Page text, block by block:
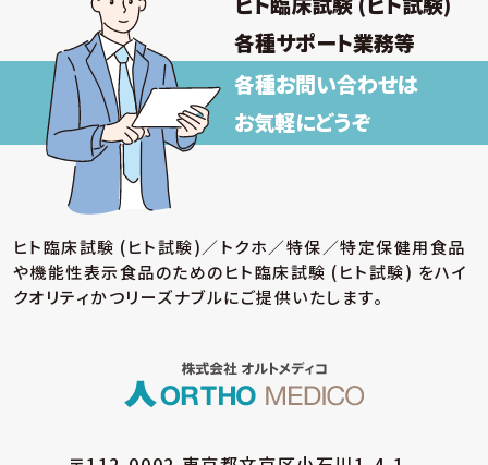
各種サポート業務等
各種お問い合わせは
お気軽にどうぞ
ヒト臨床試験 (ヒト試験)／トクホ／特保／特定保健用食品
や機能性表示食品のためのヒト臨床試験 (ヒト試験) をハイ
クオリティかつリーズナブルにご提供いたします。